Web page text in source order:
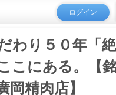
ログイン
わり５０年「
こにある。【
精肉店】